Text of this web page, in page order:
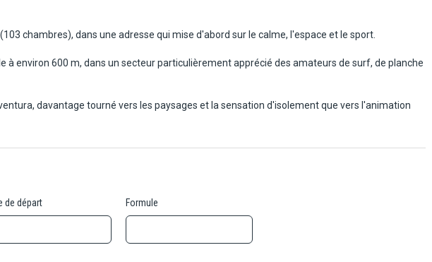
chambres), dans une adresse qui mise d'abord sur le calme, l'espace et le sport.
à environ 600 m, dans un secteur particulièrement apprécié des amateurs de surf, de planche
davantage tourné vers les paysages et la sensation d'isolement que vers l'animation
de départ Formule